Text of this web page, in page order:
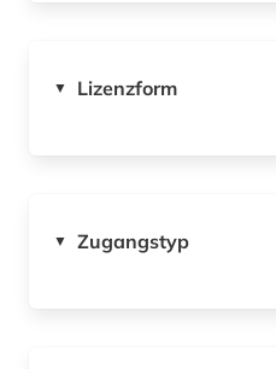
▼ Lizenzform
▼ Zugangstyp